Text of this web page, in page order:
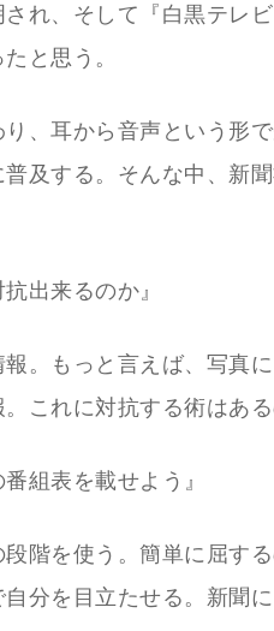
れ、そして『白黒テレ
と思う。
、耳から音声という形
及する。そんな中、新
出来るのか』
。もっと言えば、写真
これに対抗する術はある
組表を載せよう』
階を使う。簡単に屈す
分を目立たせる。新聞